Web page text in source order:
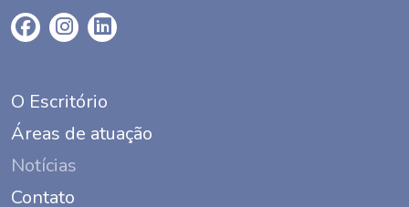
O Escritório
Áreas de atuação
Notícias
Contato